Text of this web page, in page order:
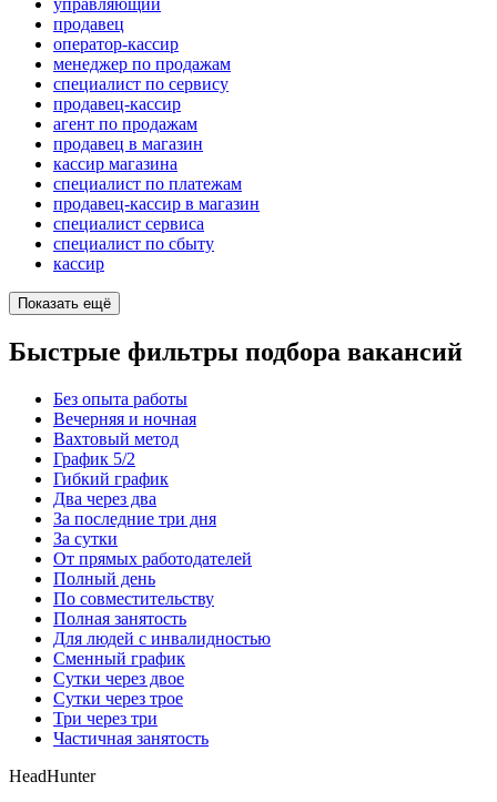
управляющий
продавец
оператор-кассир
менеджер по продажам
специалист по сервису
продавец-кассир
агент по продажам
продавец в магазин
кассир магазина
специалист по платежам
продавец-кассир в магазин
специалист сервиса
специалист по сбыту
кассир
Показать ещё
Быстрые фильтры подбора вакансий
Без опыта работы
Вечерняя и ночная
Вахтовый метод
График 5/2
Гибкий график
Два через два
За последние три дня
За сутки
От прямых работодателей
Полный день
По совместительству
Полная занятость
Для людей с инвалидностью
Сменный график
Сутки через двое
Сутки через трое
Три через три
Частичная занятость
HeadHunter